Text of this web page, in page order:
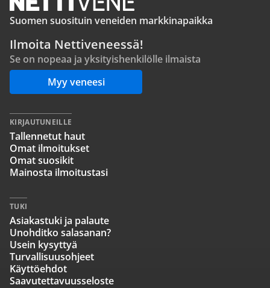
Suomen suosituin veneiden markkinapaikka
Ilmoita Nettiveneessä!
Se on nopeaa ja yksityishenkilölle ilmaista
Myy veneesi
KIRJAUTUNEILLE
Tallennetut haut
Omat ilmoitukset
Omat suosikit
Mainosta ilmoitustasi
TUKI
Asiakastuki ja palaute
Unohditko salasanan?
Usein kysyttyä
Turvallisuusohjeet
Käyttöehdot
Saavutettavuusseloste